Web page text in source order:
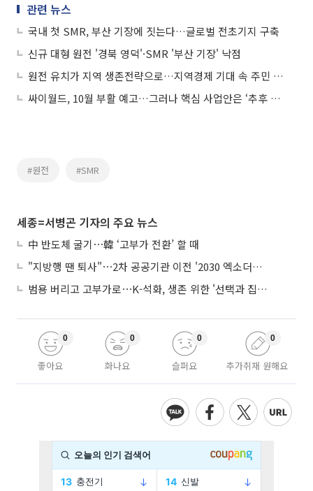
관련 뉴스
국내 첫 SMR, 부산 기장에 짓는다…글로벌 전초기지 구축
신규 대형 원전 '경북 영덕'·SMR '부산 기장' 낙점
원전 유치가 지역 생존전략으로…지역경제 기대 속 주민 수용성 시험대
싸이월드, 10월 부활 예고…그러나 핵심 사업안은 ‘추후 공개’
#원전 #SMR
세종=서병곤 기자의 주요 뉴스
中 반도체 굴기⋯韓 ‘고부가 전환’ 할 때
"지방행 땐 퇴사"⋯2차 공공기관 이전 '2030 엑소더스' 뇌관
범용 버리고 고부가로⋯K-석화, 생존 위한 '선택과 집중'
좋아요
0
화나요
0
슬퍼요
0
추가취재 원해요
0